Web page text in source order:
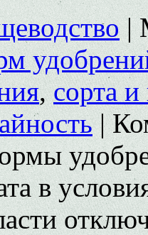
|
,сорта
|
в